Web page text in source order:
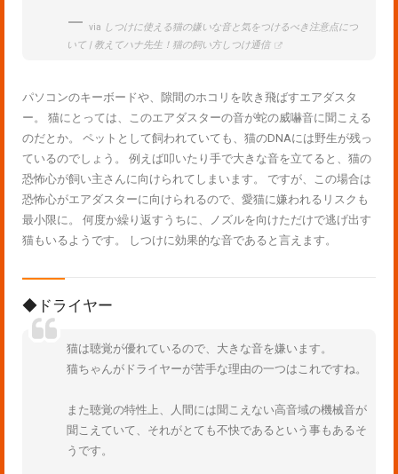
via しつけに使える猫の嫌いな音と気をつけるべき注意点につ
いて | 教えてハナ先生！猫の飼い方しつけ通信
パソコンのキーボードや、隙間のホコリを吹き飛ばすエアダスタ
ー。 猫にとっては、このエアダスターの音が蛇の威嚇音に聞こえる
のだとか。 ペットとして飼われていても、猫のDNAには野生が残っ
ているのでしょう。 例えば叩いたり手で大きな音を立てると、猫の
恐怖心が飼い主さんに向けられてしまいます。 ですが、この場合は
恐怖心がエアダスターに向けられるので、愛猫に嫌われるリスクも
最小限に。 何度か繰り返すうちに、ノズルを向けただけで逃げ出す
猫もいるようです。 しつけに効果的な音であると言えます。
◆ドライヤー
猫は聴覚が優れているので、大きな音を嫌います。
猫ちゃんがドライヤーが苦手な理由の一つはこれですね。
また聴覚の特性上、人間には聞こえない高音域の機械音が
聞こえていて、それがとても不快であるという事もあるそ
うです。